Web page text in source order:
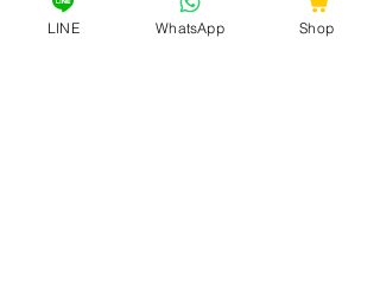
げておきましょう。当社とメーカ
LINE WhatsApp Shop